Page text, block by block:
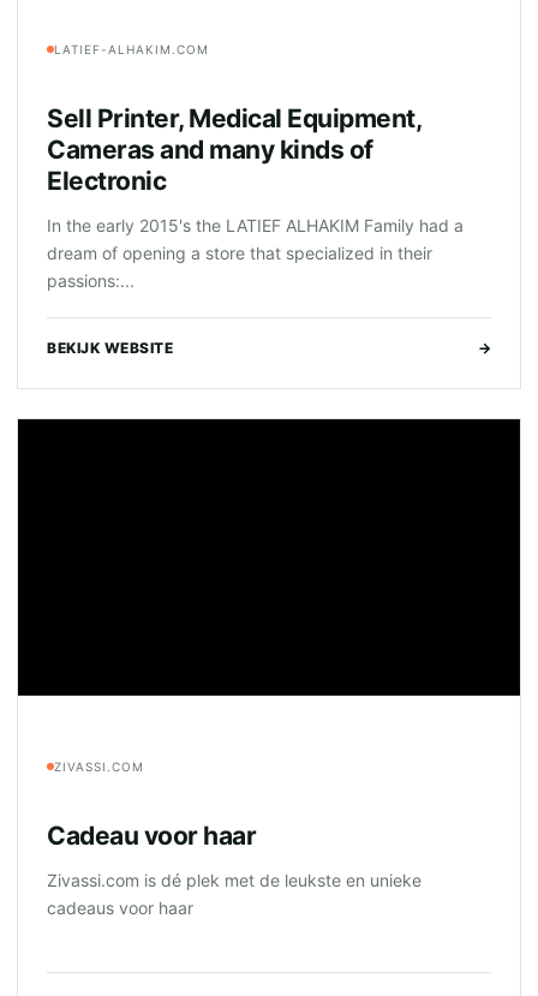
LATIEF-ALHAKIM.COM
Sell Printer, Medical Equipment,
Cameras and many kinds of
Electronic
In the early 2015's the LATIEF ALHAKIM Family had a
dream of opening a store that specialized in their
passions:...
BEKIJK WEBSITE →
ZIVASSI.COM
Cadeau voor haar
Zivassi.com is dé plek met de leukste en unieke
cadeaus voor haar